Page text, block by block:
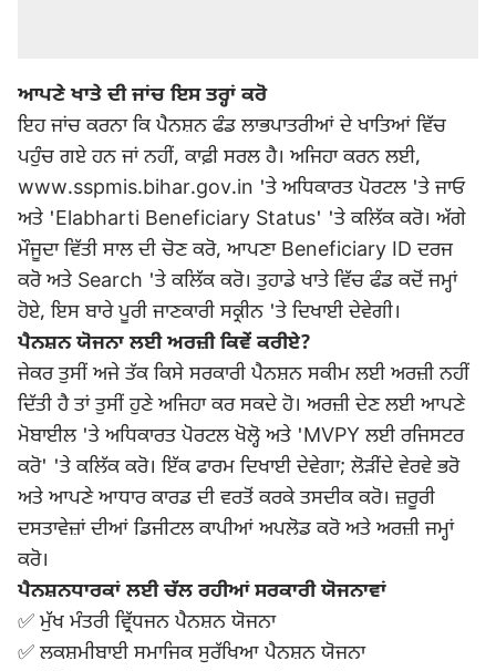
ਆਪਣੇ ਖਾਤੇ ਦੀ ਜਾਂਚ ਇਸ ਤਰ੍ਹਾਂ ਕਰੋ
ਇਹ ਜਾਂਚ ਕਰਨਾ ਕਿ ਪੈਨਸ਼ਨ ਫੰਡ ਲਾਭਪਾਤਰੀਆਂ ਦੇ ਖਾਤਿਆਂ ਵਿੱਚ
ਪਹੁੰਚ ਗਏ ਹਨ ਜਾਂ ਨਹੀਂ, ਕਾਫ਼ੀ ਸਰਲ ਹੈ। ਅਜਿਹਾ ਕਰਨ ਲਈ,
www.sspmis.bihar.gov.in 'ਤੇ ਅਧਿਕਾਰਤ ਪੋਰਟਲ 'ਤੇ ਜਾਓ
ਅਤੇ 'Elabharti Beneficiary Status' 'ਤੇ ਕਲਿੱਕ ਕਰੋ। ਅੱਗੇ
ਮੌਜੂਦਾ ਵਿੱਤੀ ਸਾਲ ਦੀ ਚੋਣ ਕਰੋ, ਆਪਣਾ Beneficiary ID ਦਰਜ
ਕਰੋ ਅਤੇ Search 'ਤੇ ਕਲਿੱਕ ਕਰੋ। ਤੁਹਾਡੇ ਖਾਤੇ ਵਿੱਚ ਫੰਡ ਕਦੋਂ ਜਮ੍ਹਾਂ
ਹੋਏ, ਇਸ ਬਾਰੇ ਪੂਰੀ ਜਾਣਕਾਰੀ ਸਕ੍ਰੀਨ 'ਤੇ ਦਿਖਾਈ ਦੇਵੇਗੀ।
ਪੈਨਸ਼ਨ ਯੋਜਨਾ ਲਈ ਅਰਜ਼ੀ ਕਿਵੇਂ ਕਰੀਏ?
ਜੇਕਰ ਤੁਸੀਂ ਅਜੇ ਤੱਕ ਕਿਸੇ ਸਰਕਾਰੀ ਪੈਨਸ਼ਨ ਸਕੀਮ ਲਈ ਅਰਜ਼ੀ ਨਹੀਂ
ਦਿੱਤੀ ਹੈ ਤਾਂ ਤੁਸੀਂ ਹੁਣੇ ਅਜਿਹਾ ਕਰ ਸਕਦੇ ਹੋ। ਅਰਜ਼ੀ ਦੇਣ ਲਈ ਆਪਣੇ
ਮੋਬਾਈਲ 'ਤੇ ਅਧਿਕਾਰਤ ਪੋਰਟਲ ਖੋਲ੍ਹੋ ਅਤੇ 'MVPY ਲਈ ਰਜਿਸਟਰ
ਕਰੋ' 'ਤੇ ਕਲਿੱਕ ਕਰੋ। ਇੱਕ ਫਾਰਮ ਦਿਖਾਈ ਦੇਵੇਗਾ; ਲੋੜੀਂਦੇ ਵੇਰਵੇ ਭਰੋ
ਅਤੇ ਆਪਣੇ ਆਧਾਰ ਕਾਰਡ ਦੀ ਵਰਤੋਂ ਕਰਕੇ ਤਸਦੀਕ ਕਰੋ। ਜ਼ਰੂਰੀ
ਦਸਤਾਵੇਜ਼ਾਂ ਦੀਆਂ ਡਿਜੀਟਲ ਕਾਪੀਆਂ ਅਪਲੋਡ ਕਰੋ ਅਤੇ ਅਰਜ਼ੀ ਜਮ੍ਹਾਂ
ਕਰੋ।
ਪੈਨਸ਼ਨਧਾਰਕਾਂ ਲਈ ਚੱਲ ਰਹੀਆਂ ਸਰਕਾਰੀ ਯੋਜਨਾਵਾਂ
✅ ਮੁੱਖ ਮੰਤਰੀ ਵ੍ਰਿੱਧਜਨ ਪੈਨਸ਼ਨ ਯੋਜਨਾ
✅ ਲਕਸ਼ਮੀਬਾਈ ਸਮਾਜਿਕ ਸੁਰੱਖਿਆ ਪੈਨਸ਼ਨ ਯੋਜਨਾ